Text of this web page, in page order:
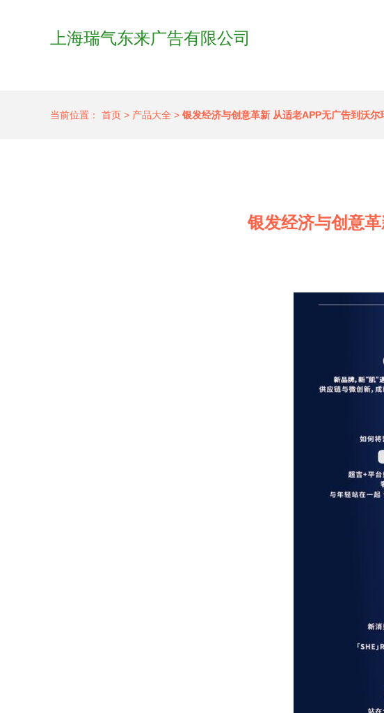
上海瑞气东来广告有限公司
当前位置： 首页 > 产品大全 > 银发经济与创意革新 从适老APP无广告到沃尔
银发经济与创意